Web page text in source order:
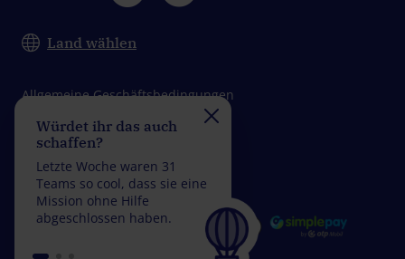
Land wählen
Allgemeine Geschäftsbedingungen
Datenschutz
Impressum
Würdet ihr das auch
schaffen?
Letzte Woche waren 31
Teams so cool, dass sie eine
Mission ohne Hilfe
abgeschlossen haben.
5 falschen Antworten
abgeschlossen haben.